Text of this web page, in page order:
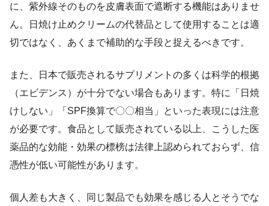
に、紫外線そのものを皮膚表面で遮断する機能はありませ
ん。日焼け止めクリームの代替品として使用することは適
切ではなく、あくまで補助的な手段と捉えるべきです。
また、日本で販売されるサプリメントの多くは科学的根拠
（エビデンス）が十分でない場合もあります。特に「日焼
けしない」「SPF換算で〇〇相当」といった表現には注意
が必要です。食品として販売されている以上、こうした医
薬品的な効能・効果の標榜は法律上認められておらず、信
憑性が低い可能性があります。
個人差も大きく、同じ製品でも効果を感じる人とそうでな